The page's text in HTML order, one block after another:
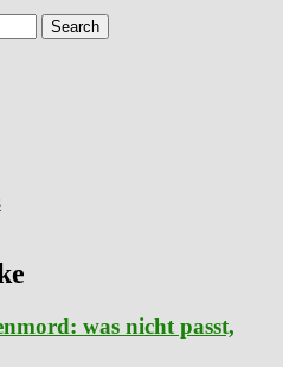
was nicht passt,